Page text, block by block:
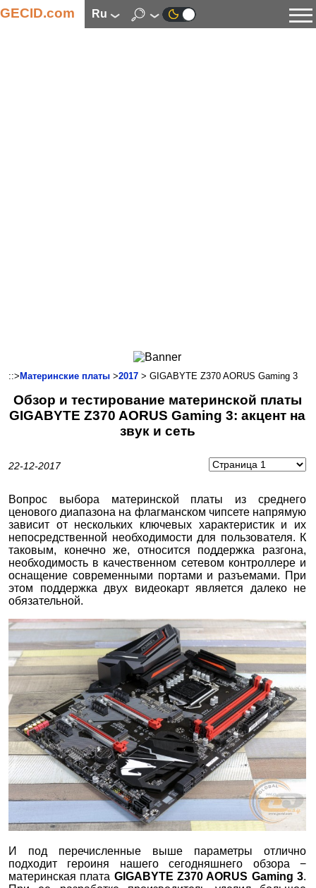
GECID.com ru
Смартфоны
Коммуникации
Автоэлектроника
Программное обеспечение
::> Материнские платы >2017 > GIGABYTE Z370 AORUS Gaming 3
Обзор и тестирование материнской платы
GIGABYTE Z370 AORUS Gaming 3: акцент на
звук и сеть
22-12-2017
Вопрос выбора материнской платы из среднего
ценового диапазона на флагманском чипсете напрямую
зависит от нескольких ключевых характеристик и их
непосредственной необходимости для пользователя. К
таковым, конечно же, относится поддержка разгона,
необходимость в качественном сетевом контроллере и
оснащение современными портами и разъемами. При
этом поддержка двух видеокарт является далеко не
обязательной.
И под перечисленные выше параметры отлично
подходит героиня нашего сегодняшнего обзора −
материнская плата GIGABYTE Z370 AORUS Gaming 3.